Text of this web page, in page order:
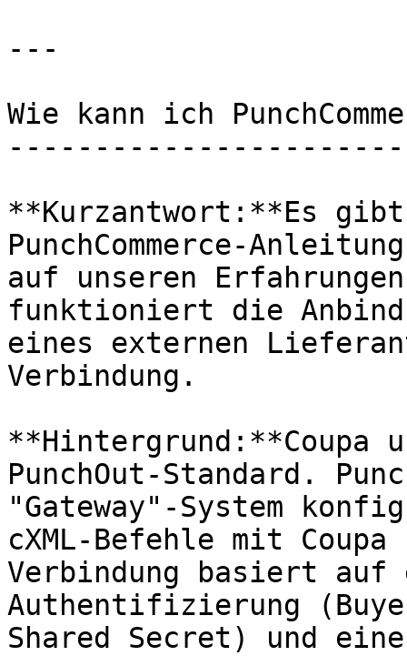
---
Wie kann ich
**Kurzantwort:**Es
PunchCommerce-
auf unseren
funktioniert die
eines externen
Verbindung.
**Hintergrund:**Coupa
PunchOut-Standard.
"Gateway"-System
cXML-Befehle mit
Verbindung basiert
Authentifizierung
Shared Secret) und